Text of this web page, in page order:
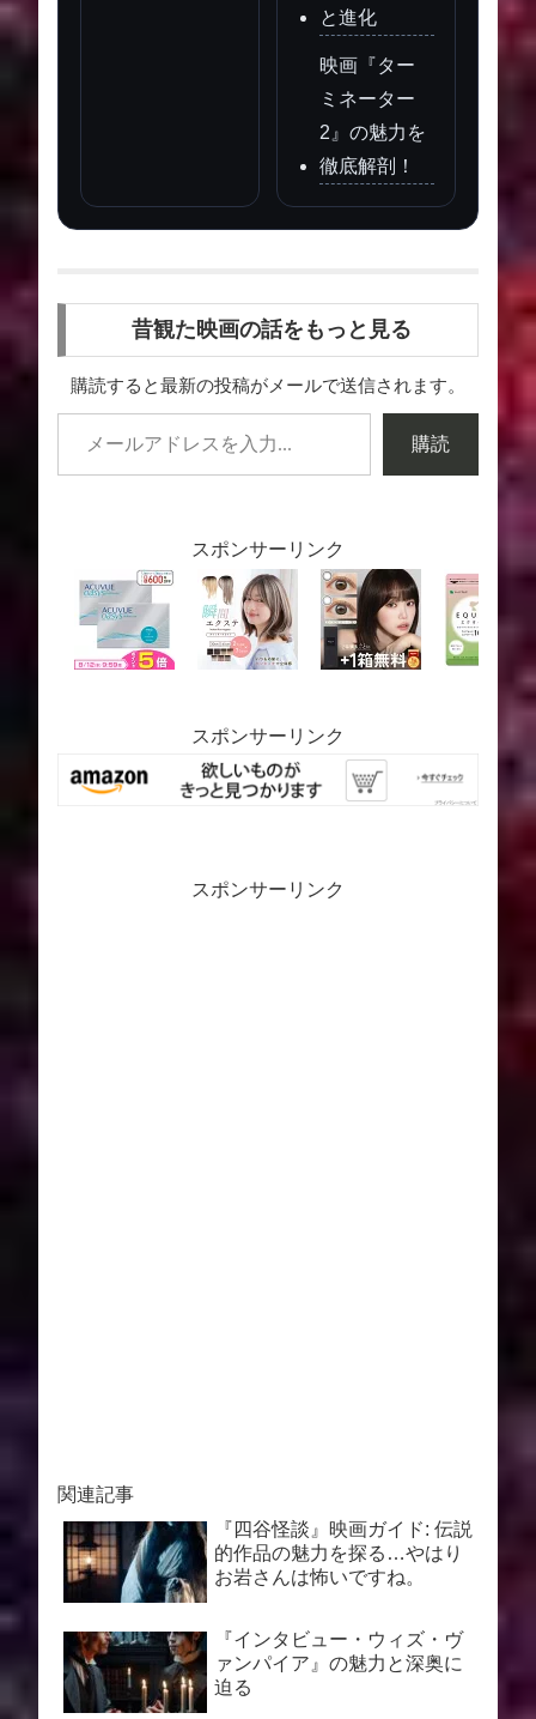
と進化
映画『ター
ミネーター
2』の魅力を
徹底解剖！
昔観た映画の話をもっと見る
購読すると最新の投稿がメールで送信されます。
購読
スポンサーリンク
スポンサーリンク
スポンサーリンク
関連記事
『四谷怪談』映画ガイド: 伝説
的作品の魅力を探る…やはり
お岩さんは怖いですね。
『インタビュー・ウィズ・ヴ
ァンパイア』の魅力と深奥に
迫る